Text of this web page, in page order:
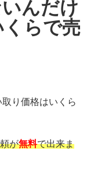
んだけ
らで売
り価格はいくら
が無料で出来ま